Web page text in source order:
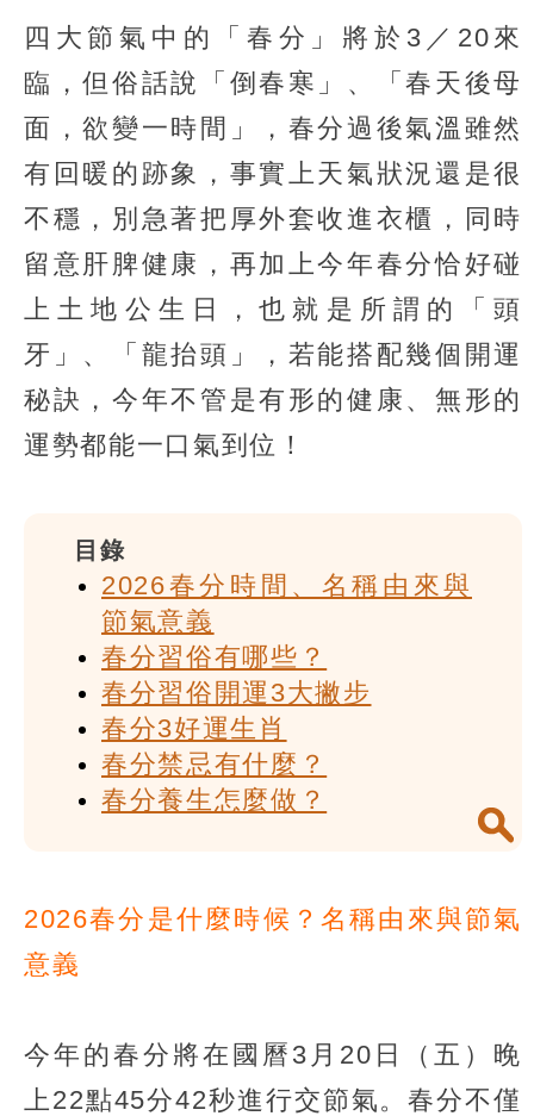
四大節氣中的「春分」將於3／20來
臨，但俗話說「倒春寒」、「春天後母
面，欲變一時間」，春分過後氣溫雖然
有回暖的跡象，事實上天氣狀況還是很
不穩，別急著把厚外套收進衣櫃，同時
留意肝脾健康，再加上今年春分恰好碰
上土地公生日，也就是所謂的「頭
牙」、「龍抬頭」，若能搭配幾個開運
秘訣，今年不管是有形的健康、無形的
運勢都能一口氣到位！
目錄
2026春分時間、名稱由來與
節氣意義
春分習俗有哪些？
春分習俗開運3大撇步
春分3好運生肖
春分禁忌有什麼？
春分養生怎麼做？
2026春分是什麼時候？名稱由來與節氣
意義
今年的春分將在國曆3月20日（五）晚
上22點45分42秒進行交節氣。春分不僅